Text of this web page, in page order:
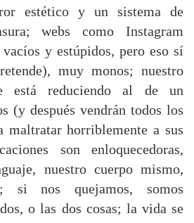
estético y un sistema de
webs como Instagram
y estúpidos, pero eso sí
muy monos; nuestro
está reduciendo al de un
(y después vendrán todos los
maltratar horriblemente a sus
son enloquecedoras,
nuestro cuerpo mismo,
si nos quejamos, somos
o las dos cosas; la vida se